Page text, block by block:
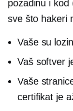
pozadinu i kod
sve što hakeri
Vaše su
Vaš softver
Vaše
certifikat je